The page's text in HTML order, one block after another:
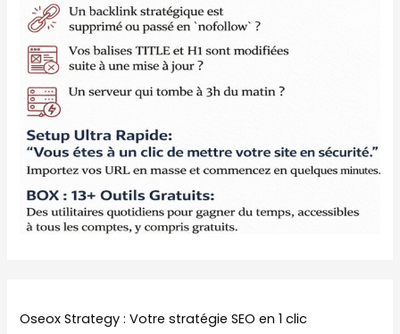
Oseox Strategy : Votre stratégie SEO en 1 clic